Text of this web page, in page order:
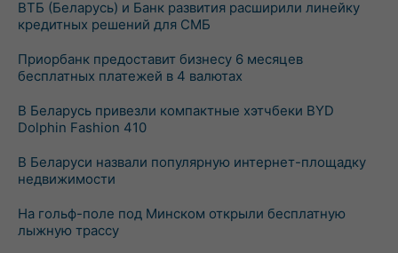
ВТБ (Беларусь) и Банк развития расширили линейку
кредитных решений для СМБ
Приорбанк предоставит бизнесу 6 месяцев
бесплатных платежей в 4 валютах
В Беларусь привезли компактные хэтчбеки BYD
Dolphin Fashion 410
В Беларуси назвали популярную интернет-площадку
недвижимости
На гольф-поле под Минском открыли бесплатную
лыжную трассу